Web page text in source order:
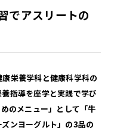
でアスリートの
栄養学科と健康科学科の
指導を座学と実践で学び
のメニュー」として「牛
ンヨーグルト」の3品の